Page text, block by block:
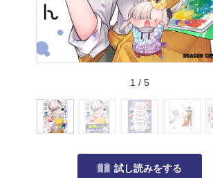
1 / 5
試し読みをする